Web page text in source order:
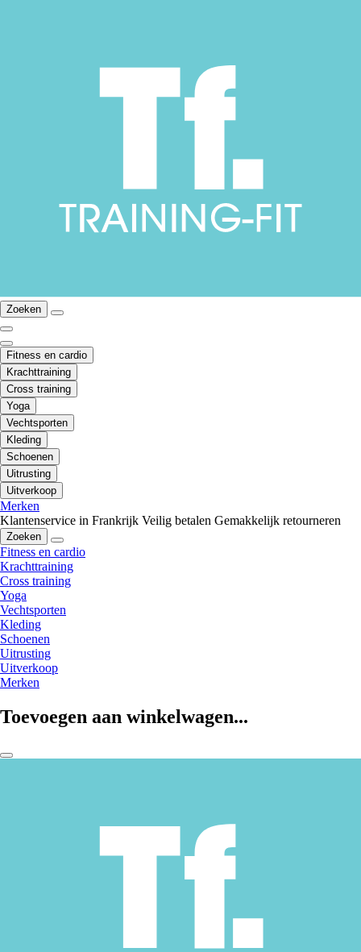
Zoeken
Fitness en cardio
Krachttraining
Cross training
Yoga
Vechtsporten
Kleding
Schoenen
Uitrusting
Uitverkoop
Merken
Klantenservice in Frankrijk Veilig betalen Gemakkelijk retourneren
Zoeken
Fitness en cardio
Krachttraining
Cross training
Yoga
Vechtsporten
Kleding
Schoenen
Uitrusting
Uitverkoop
Merken
Toevoegen aan winkelwagen...